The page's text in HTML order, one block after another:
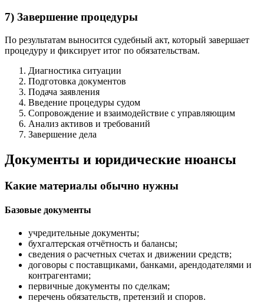
7) Завершение процедуры
По результатам выносится судебный акт, который завершает
процедуру и фиксирует итог по обязательствам.
Диагностика ситуации
Подготовка документов
Подача заявления
Введение процедуры судом
Сопровождение и взаимодействие с управляющим
Анализ активов и требований
Завершение дела
Документы и юридические нюансы
Какие материалы обычно нужны
Базовые документы
учредительные документы;
бухгалтерская отчётность и балансы;
сведения о расчетных счетах и движении средств;
договоры с поставщиками, банками, арендодателями и
контрагентами;
первичные документы по сделкам;
перечень обязательств, претензий и споров.